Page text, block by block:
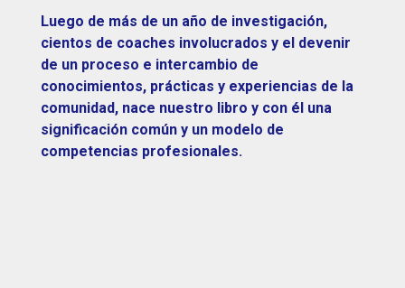
Luego de más de un año de investigación,
cientos de coaches involucrados y el devenir
de un proceso e intercambio de
conocimientos, prácticas y experiencias de la
comunidad, nace nuestro libro y con él una
significación común y un modelo de
competencias profesionales.